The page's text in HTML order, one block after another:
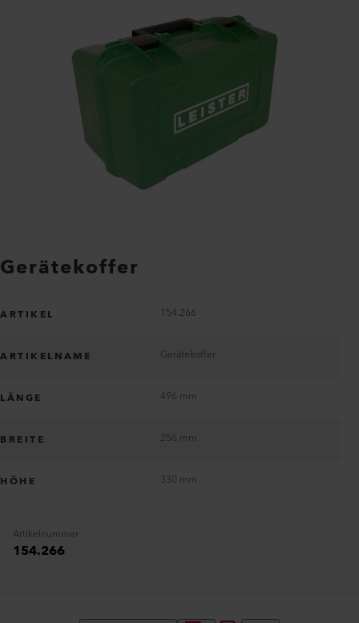
Gerätekoffer
ARTIKEL 154.266
ARTIKELNAME Gerätekoffer
LÄNGE 496 mm
BREITE 256 mm
HÖHE 330 mm
Artikelnummer
154.266